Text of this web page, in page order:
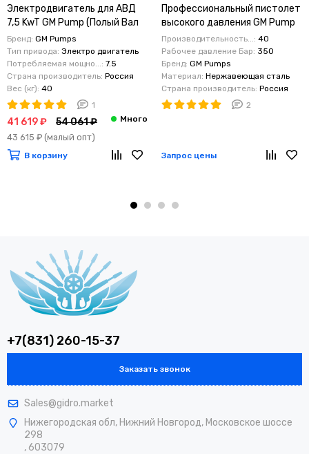
Электродвигатель для АВД
7,5 KwT GM Pump (Полый Вал
24 мм )
Бренд: GM Pumps
Тип привода: Электро двигатель
Потребляемая мощно...: 7.5
Страна производитель: Россия
Вес (кг): 40
1
41 619 ₽ 54 061 ₽
43 615 ₽ (малый опт)
В корзину
Профессиональный пистолет
высокого давления GM Pump
350 бар 40 л/мин поворотное
соединение
Производительность...: 40
Рабочее давление Бар: 350
Бренд: GM Pumps
Материал: Нержавеющая сталь
Страна производитель: Россия
2
Запрос цены
+7(831) 260-15-37
Заказать звонок
Sales@gidro.market
Нижегородская обл, Нижний Новгород, Московское шоссе
298
, 603079